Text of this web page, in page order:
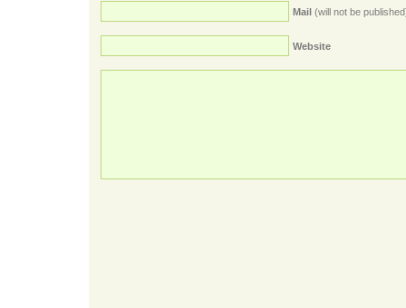
Mail (will not be
Website